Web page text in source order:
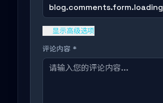
blog.comments.form.loading
显示高级选项
评论内容 *